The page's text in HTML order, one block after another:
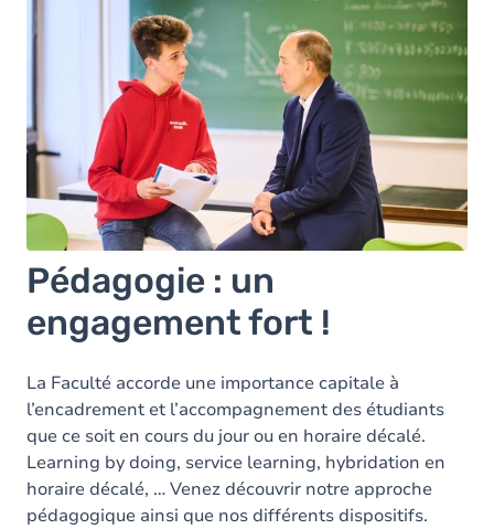
Pédagogie : un
engagement fort !
La Faculté accorde une importance capitale à
l’encadrement et l’accompagnement des étudiants
que ce soit en cours du jour ou en horaire décalé.
Learning by doing, service learning, hybridation en
horaire décalé, … Venez découvrir notre approche
pédagogique ainsi que nos différents dispositifs.